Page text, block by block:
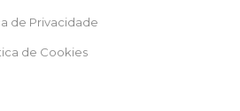
de Privacidade
de Cookies